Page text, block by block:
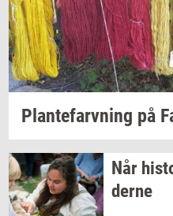
Plan­te­farv­ning på
Når
der­ne